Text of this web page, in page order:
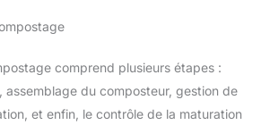
comprend plusieurs étapes :
du composteur, gestion de
et enfin, le contrôle de la maturation